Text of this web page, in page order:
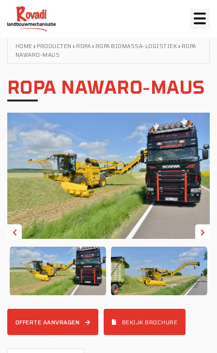
HOME › PRODUCTEN › ROPA › ROPA BIOMASSA-LOGISTIEK › ROPA
NAWARO-MAUS
ROPA NAWARO-MAUS
OFFERTE AANVRAGEN BEKIJK BROCHURE